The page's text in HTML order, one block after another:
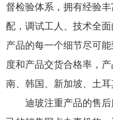
督检验体系，拥有经验
配，调试工人、技术全
产品的每一个细节尽可
度和产品交货合格率，
南、韩国、新加坡、土耳
迪玻注重产品的售后